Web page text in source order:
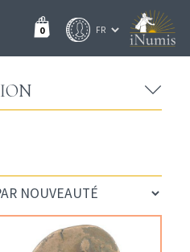
0